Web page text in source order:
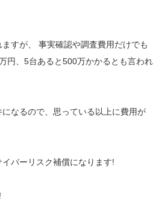
すが、 事実確認や調査費用だけでも
円、5台あると500万かかるとも言われ
なるので、思っている以上に費用が
バーリスク補償になります!